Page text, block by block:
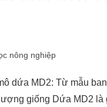
nông nghiệp
dứa MD2: Từ mẫu
giống Dứa MD2